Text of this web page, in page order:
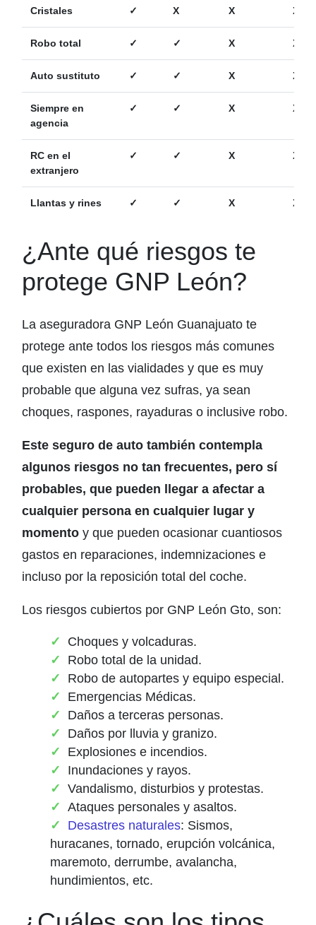
Cristales ✓ X X X
Robo total ✓ ✓ X X
Auto sustituto ✓ ✓ X X
Siempre en
agencia
✓ ✓ X X
RC en el
extranjero
✓ ✓ X X
Llantas y rines ✓ ✓ X X
¿Ante qué riesgos te
protege GNP León?
La aseguradora GNP León Guanajuato te
protege ante todos los riesgos más comunes
que existen en las vialidades y que es muy
probable que alguna vez sufras, ya sean
choques, raspones, rayaduras o inclusive robo.
Este seguro de auto también contempla
algunos riesgos no tan frecuentes, pero sí
probables, que pueden llegar a afectar a
cualquier persona en cualquier lugar y
momento y que pueden ocasionar cuantiosos
gastos en reparaciones, indemnizaciones e
incluso por la reposición total del coche.
Los riesgos cubiertos por GNP León Gto, son:
Choques y volcaduras.
Robo total de la unidad.
Robo de autopartes y equipo especial.
Emergencias Médicas.
Daños a terceras personas.
Daños por lluvia y granizo.
Explosiones e incendios.
Inundaciones y rayos.
Vandalismo, disturbios y protestas.
Ataques personales y asaltos.
Desastres naturales: Sismos,
huracanes, tornado, erupción volcánica,
maremoto, derrumbe, avalancha,
hundimientos, etc.